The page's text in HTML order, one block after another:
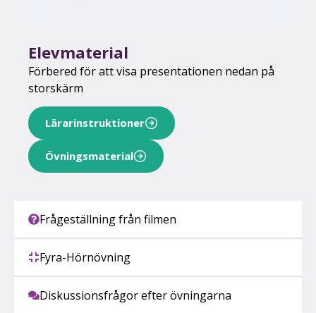
Frågeställning från filmen
Fyra-Hörnövning
Diskussionsfrågor efter övningarna
Elevmaterial
Förbered för att visa presentationen nedan på
storskärm
Lärarinstruktioner
Övningsmaterial